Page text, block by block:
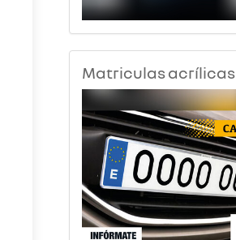
Matriculas acrílicas